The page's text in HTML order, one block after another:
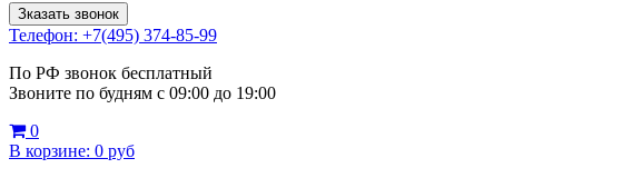
Зказать звонок
Телефон: +7(495) 374-85-99
По РФ звонок бесплатный
Звоните по будням с 09:00 до 19:00
0
В корзине: 0 руб